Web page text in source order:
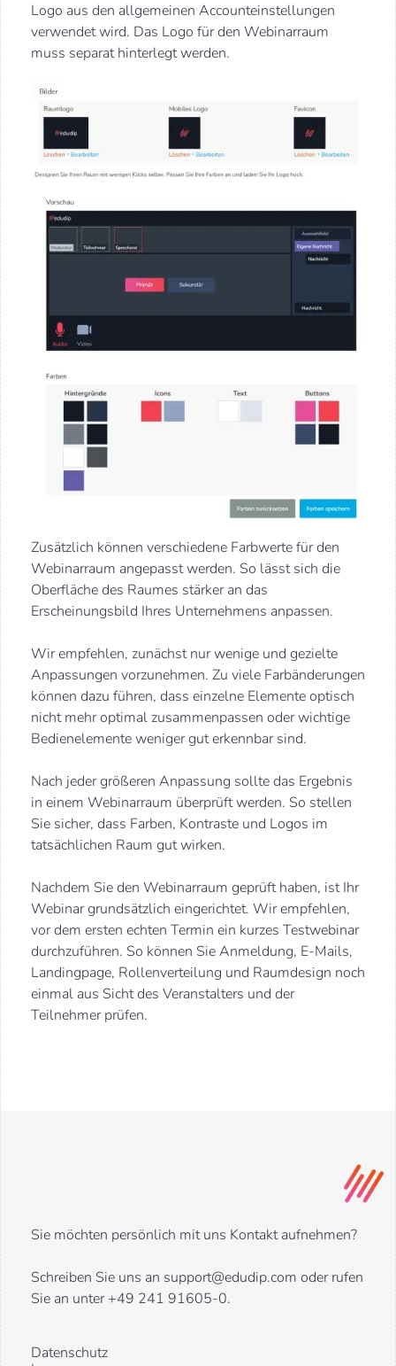
Logo aus den allgemeinen Accounteinstellungen
verwendet wird. Das Logo für den Webinarraum
muss separat hinterlegt werden.
Zusätzlich können verschiedene Farbwerte für den
Webinarraum angepasst werden. So lässt sich die
Oberfläche des Raumes stärker an das
Erscheinungsbild Ihres Unternehmens anpassen.
Wir empfehlen, zunächst nur wenige und gezielte
Anpassungen vorzunehmen. Zu viele Farbänderungen
können dazu führen, dass einzelne Elemente optisch
nicht mehr optimal zusammenpassen oder wichtige
Bedienelemente weniger gut erkennbar sind.
Nach jeder größeren Anpassung sollte das Ergebnis
in einem Webinarraum überprüft werden. So stellen
Sie sicher, dass Farben, Kontraste und Logos im
tatsächlichen Raum gut wirken.
Nachdem Sie den Webinarraum geprüft haben, ist Ihr
Webinar grundsätzlich eingerichtet. Wir empfehlen,
vor dem ersten echten Termin ein kurzes Testwebinar
durchzuführen. So können Sie Anmeldung, E-Mails,
Landingpage, Rollenverteilung und Raumdesign noch
einmal aus Sicht des Veranstalters und der
Teilnehmer prüfen.
Sie möchten persönlich mit uns Kontakt aufnehmen?
Schreiben Sie uns an support@edudip.com oder rufen
Sie an unter +49 241 91605-0.
Datenschutz